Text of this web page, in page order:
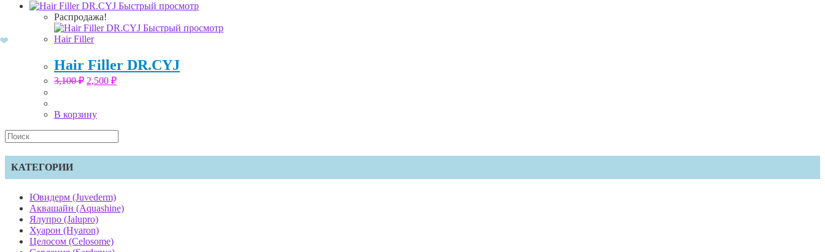
Быстрый просмотр
Распродажа!
Быстрый просмотр
Hair Filler
Hair Filler DR.CYJ
3,100₽ Первоначальная
3,100 ₽.
2,500 ₽Текущая
В корзину
Search
this
website
КАТЕГОРИИ
Ювидерм (Juvederm)
Аквашайн (Aquashine)
Ялупро (Jalupro)
Хуарон (Hyaron)
Целосом (Celosome)